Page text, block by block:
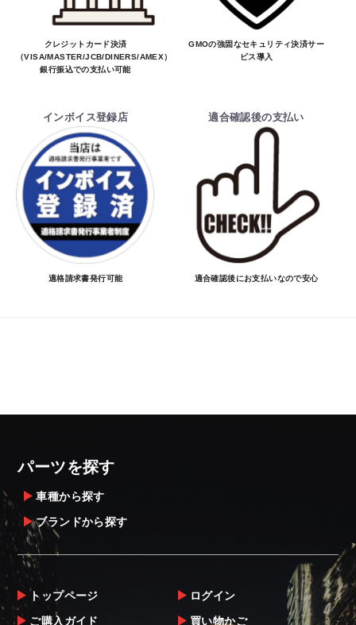
クレジットカード決済
（VISA/MASTER/JCB/DINERS/AMEX）、
銀行振込での支払い可能
GMOの強固なセキュリティ決済サー
ビス導入
インボイス登録店
適格請求書発行可能
適合確認後の支払い
適合確認後にお支払いなので安心
パーツを探す
車種から探す
ブランドから探す
トップページ
ご購入ガイド
ログイン
買い物かご